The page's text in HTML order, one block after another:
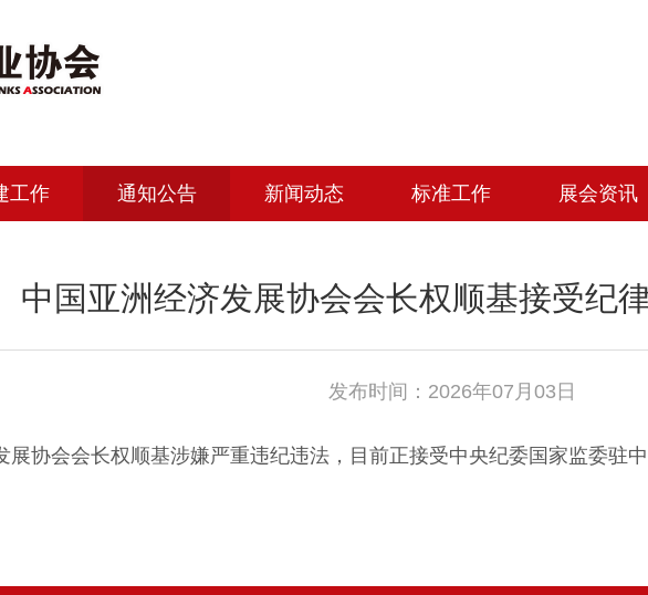
工作 通知公告 新闻动态 标准工作 展会资讯
中国亚洲经济发展协会会长权顺基接受纪
发布时间：2026年07月03日
会会长权顺基涉嫌严重违纪违法，目前正接受中央纪委国家监委驻